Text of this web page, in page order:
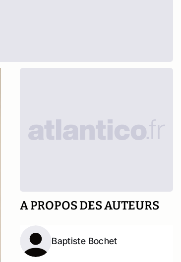
A PROPOS DES AUTEURS
Baptiste Bochet